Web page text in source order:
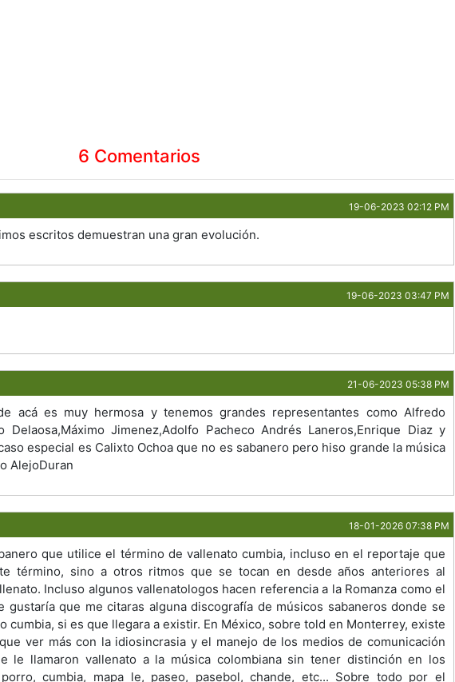
6 Comentarios
19-06-2023 02:12 PM
escritos demuestran una gran evolución.
19-06-2023 03:47 PM
21-06-2023 05:38 PM
acá es muy hermosa y tenemos grandes representantes como Alfredo
Delaosa,Máximo Jimenez,Adolfo Pacheco Andrés Laneros,Enrique Diaz y
especial es Calixto Ochoa que no es sabanero pero hiso grande la música
AlejoDuran
18-01-2026 07:38 PM
que utilice el término de vallenato cumbia, incluso en el reportaje que
término, sino a otros ritmos que se tocan en desde años anteriores al
Incluso algunos vallenatologos hacen referencia a la Romanza como el
gustaría que me citaras alguna discografía de músicos sabaneros donde se
cumbia, si es que llegara a existir. En México, sobre told en Monterrey, existe
ver más con la idiosincrasia y el manejo de los medios de comunicación
le llamaron vallenato a la música colombiana sin tener distinción en los
cumbia, mapa le, paseo, pasebol, chande, etc... Sobre todo por el